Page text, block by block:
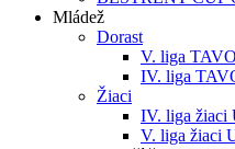
Mládež
Dorast
V. liga
IV. liga
Žiaci
IV. liga žiaci
V. liga žiaci